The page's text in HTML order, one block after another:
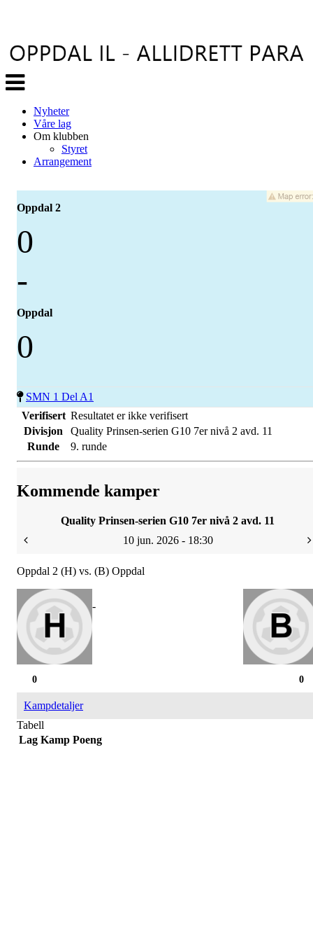
Veksle
navigasjon
Nyheter
Våre lag
Om klubben
Styret
Arrangement
Oppdal 2
0
-
Oppdal
0
SMN 1 Del A1
Verifisert Resultatet er ikke verifisert
Divisjon
Quality Prinsen-serien G10 7er nivå 2 avd. 11
Runde
9. runde
Kommende kamper
Quality Prinsen-serien G10 7er nivå 2 avd. 11
10 jun. 2026 - 18:30
Oppdal 2 (H) vs. (B) Oppdal
-
0
0
Kampdetaljer
Tabell
Lag Kamp Poeng